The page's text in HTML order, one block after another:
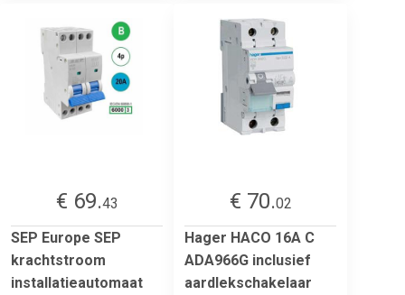
€ 69.43
SEP Europe SEP
krachtstroom
installatieautomaat
€ 70.02
Hager HACO 16A C
ADA966G inclusief
aardlekschakelaar